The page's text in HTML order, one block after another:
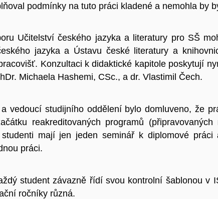
podmínky na tuto práci kladené a nemohla by
Učitelství českého jazyka a literatury pro SŠ
jazyka a Ústavu české literatury a
Konzultaci k didaktické kapitole poskytují
Michaela Hashemi, CSc., a dr. Vlastimil Čech.
vedoucí studijního oddělení bylo domluveno, že
reakreditovaných programů
mají jen jeden seminář k diplomové práci
práci.
student závazně řídí svou kontrolní šablonou v
ročníky různá.